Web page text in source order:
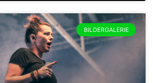
BILDERGALERIE